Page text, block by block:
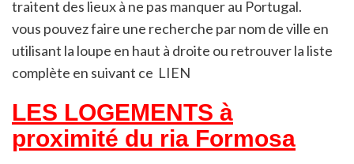
traitent des lieux à ne pas manquer au Portugal.
vous pouvez faire une recherche par nom de ville en
utilisant la loupe en haut à droite ou retrouver la liste
complète en suivant ce LIEN
LES LOGEMENTS à
proximité du ria Formosa